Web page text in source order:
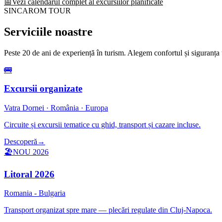
SINCAROM TOUR
Serviciile noastre
Peste 20 de ani de experiență în turism. Alegem confortul și siguranța
🚌
Excursii organizate
Vatra Dornei · România · Europa
Circuite și excursii tematice cu ghid, transport și cazare incluse.
Descoperă →
🏖️NOU 2026
Litoral 2026
Romania - Bulgaria
Transport organizat spre mare — plecări regulate din Cluj-Napoca.